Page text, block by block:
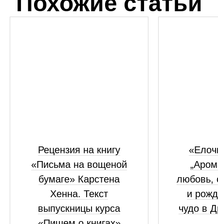
Рецензия на книгу
«Письма на вощеной
бумаге» Карстена
Хенна. Текст
выпускницы курса
любовь,
и
чудо в